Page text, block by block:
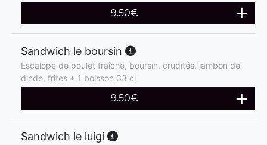
9.50€
Sandwich le boursin
Escalope de poulet fraîche, boursin, crudités, jambon de
dinde, frites + 1 boisson 33 cl
9.50€
Sandwich le luigi